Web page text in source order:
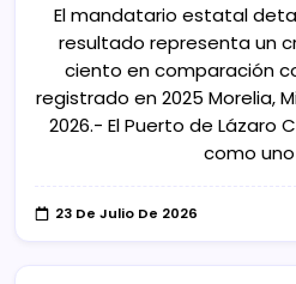
El mandatario estatal
resultado representa un
ciento en comparación
registrado en 2025 Morelia,
2026.- El Puerto de Lázaro
como
23 De Julio De 2026